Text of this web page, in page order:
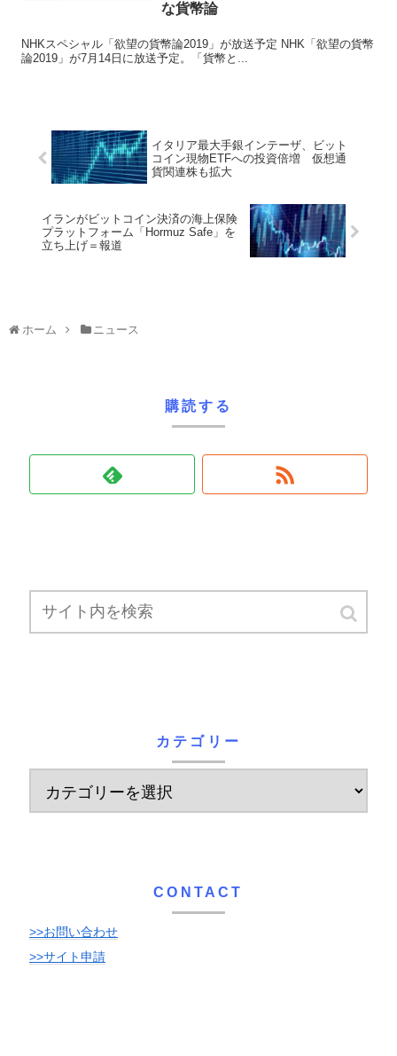
な貨幣論
NHKスペシャル「欲望の貨幣論2019」が放送予定 NHK「欲望の貨幣
論2019」が7月14日に放送予定。「貨幣と...
イタリア最大手銀インテーザ、ビット
コイン現物ETFへの投資倍増 仮想通
貨関連株も拡大
イランがビットコイン決済の海上保険
プラットフォーム「Hormuz Safe」を
立ち上げ＝報道
ホーム ニュース
購読する
カテゴリー
CONTACT
>>お問い合わせ
>>サイト申請